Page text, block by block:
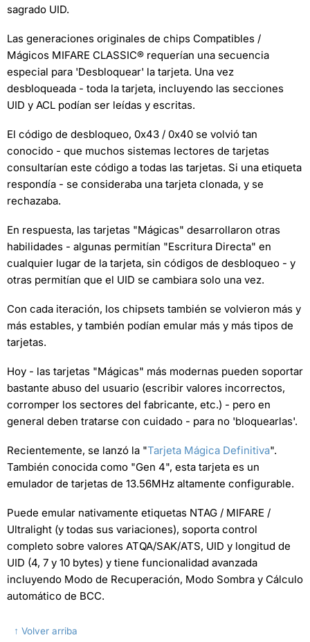
sagrado UID.
Las generaciones originales de chips Compatibles /
Mágicos MIFARE CLASSIC® requerían una secuencia
especial para 'Desbloquear' la tarjeta. Una vez
desbloqueada - toda la tarjeta, incluyendo las secciones
UID y ACL podían ser leídas y escritas.
El código de desbloqueo, 0x43 / 0x40 se volvió tan
conocido - que muchos sistemas lectores de tarjetas
consultarían este código a todas las tarjetas. Si una etiqueta
respondía - se consideraba una tarjeta clonada, y se
rechazaba.
En respuesta, las tarjetas "Mágicas" desarrollaron otras
habilidades - algunas permitían "Escritura Directa" en
cualquier lugar de la tarjeta, sin códigos de desbloqueo - y
otras permitían que el UID se cambiara solo una vez.
Con cada iteración, los chipsets también se volvieron más y
más estables, y también podían emular más y más tipos de
tarjetas.
Hoy - las tarjetas "Mágicas" más modernas pueden soportar
bastante abuso del usuario (escribir valores incorrectos,
corromper los sectores del fabricante, etc.) - pero en
general deben tratarse con cuidado - para no 'bloquearlas'.
Recientemente, se lanzó la "Tarjeta Mágica Definitiva".
También conocida como "Gen 4", esta tarjeta es un
emulador de tarjetas de 13.56MHz altamente configurable.
Puede emular nativamente etiquetas NTAG / MIFARE /
Ultralight (y todas sus variaciones), soporta control
completo sobre valores ATQA/SAK/ATS, UID y longitud de
UID (4, 7 y 10 bytes) y tiene funcionalidad avanzada
incluyendo Modo de Recuperación, Modo Sombra y Cálculo
automático de BCC.
↑ Volver arriba